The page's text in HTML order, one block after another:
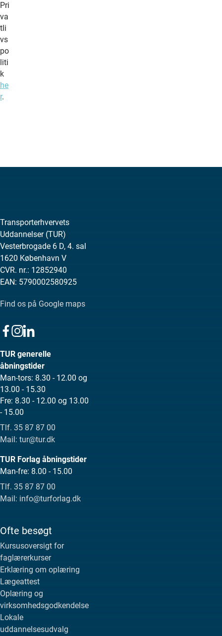
Pri
va
tli
vs
po
liti
k
he
r.
Transporterhvervets
Uddannelser (TUR)
Vesterbrogade 6 D, 4. sal
1620 København V
CVR. nr.: 12852940
EAN: 5790002580925
Find os på Google maps
TUR generelle
åbningstider
Man-tors: 8.30 - 12.00 og
13.00 - 15.30
Fre: 8.30 - 12.00 og 13.00
- 15.00
Tlf. 35 87 87 00
Mail: tur@tur.dk
TUR Forlag åbningstider
Man-fre: 8.00 - 15.00
Tlf. 35 87 87 00
Mail: info@turforlag.dk
Ofte besøgt
Kursusoversigt for
faglærerkurser
Erklæring om oplæring
Lægeattest
Oplæring og
virksomhedsgodkendelse
Lokale
uddannelsesudvalg